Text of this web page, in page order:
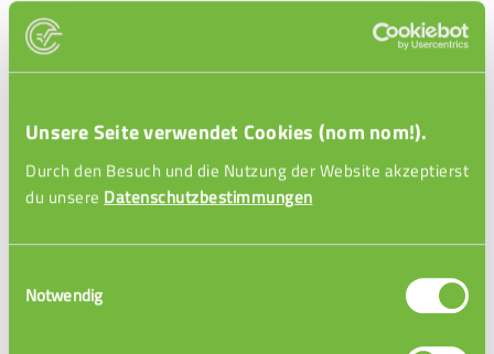
Unsere Seite verwendet Cookies (nom nom!).
Durch den Besuch und die Nutzung der Website akzeptierst
du unsere Datenschutzbestimmungen
Notwendig
Definition Winkel